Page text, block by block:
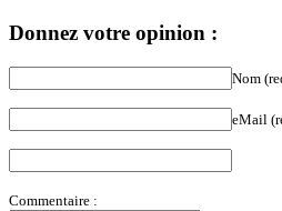
Donnez votre opinion :
Nom
eMail
Commentaire :